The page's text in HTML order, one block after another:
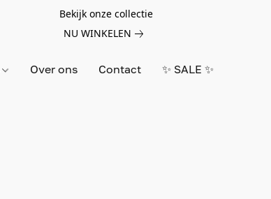
Bekijk onze collectie
NU WINKELEN
Over ons Contact ✨ SALE ✨